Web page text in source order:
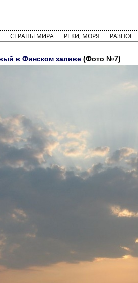
СТРАНЫ МИРА РЕКИ, МОРЯ РАЗНОЕ
в Финском заливе (Фото №7)